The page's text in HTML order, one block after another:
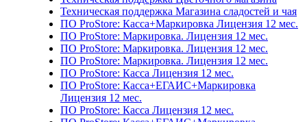
Техническая поддержка Магазина сладостей и чая
ПО ProStore: Касса+Маркировка Лицензия 12 мес.
ПО ProStore: Маркировка. Лицензия 12 мес.
ПО ProStore: Маркировка. Лицензия 12 мес.
ПО ProStore: Маркировка. Лицензия 12 мес.
ПО ProStore: Касса Лицензия 12 мес.
ПО ProStore: Касса+ЕГАИС+Маркировка
Лицензия 12 мес.
ПО ProStore: Касса Лицензия 12 мес.